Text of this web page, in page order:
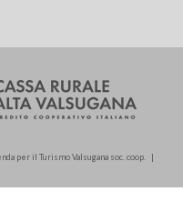
per il Turismo Valsugana soc. coop. |